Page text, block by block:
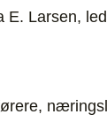
Larsen,